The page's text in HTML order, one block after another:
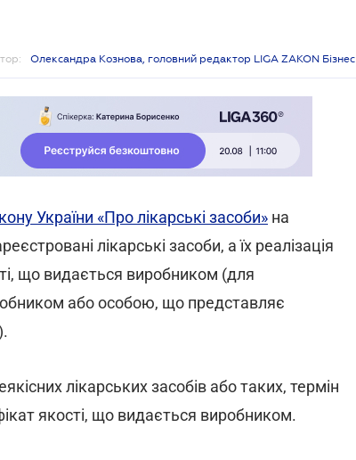
Олександра Кознова, головний редактор LIGA ZAKON Бізнес
України «Про лікарські засоби» на
лікарські засоби, а їх реалізація
що видається виробником (для
або особою, що представляє
лікарських засобів або таких, термін
якості, що видається виробником.